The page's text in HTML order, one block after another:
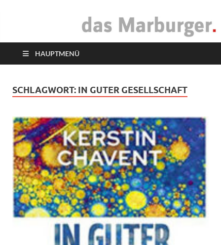
das Marburger.
HAUPTMENÜ
SCHLAGWORT: IN GUTER GESELLSCHAFT